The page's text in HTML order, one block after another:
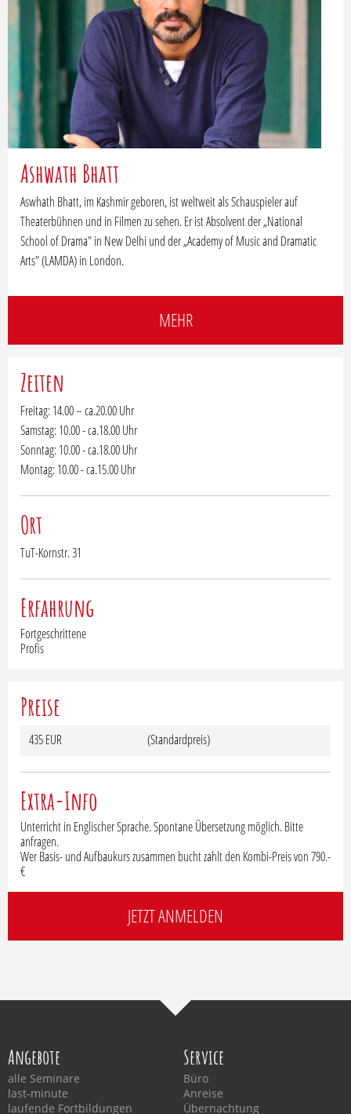
Ashwath Bhatt
Aswhath Bhatt, im Kashmir geboren, ist weltweit als Schauspieler auf
Theaterbühnen und in Filmen zu sehen. Er ist Absolvent der „National
School of Drama" in New Delhi und der „Academy of Music and Dramatic
Arts" (LAMDA) in London.
MEHR
Zeiten
Freitag: 14.00 – ca.20.00 Uhr
Samstag: 10.00 - ca.18.00 Uhr
Sonntag: 10.00 - ca.18.00 Uhr
Montag: 10.00 - ca.15.00 Uhr
Ort
TuT-Kornstr. 31
Erfahrung
Fortgeschrittene
Profis
Preise
435 EUR (Standardpreis)
Extra-Info
Unterricht in Englischer Sprache. Spontane Übersetzung möglich. Bitte
anfragen.
Wer Basis- und Aufbaukurs zusammen bucht zahlt den Kombi-Preis von 790.-
€
JETZT ANMELDEN
Angebote
alle Seminare
last-minute
laufende Fortbildungen
Service
Büro
Anreise
Übernachtung